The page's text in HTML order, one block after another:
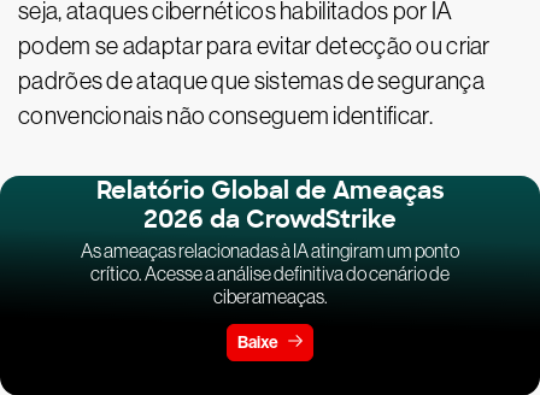
seja, ataques cibernéticos habilitados por IA
podem se adaptar para evitar detecção ou criar
padrões de ataque que sistemas de segurança
convencionais não conseguem identificar.
Relatório Global de Ameaças
2026 da CrowdStrike
As ameaças relacionadas à IA atingiram um ponto
crítico. Acesse a análise definitiva do cenário de
ciberameaças.
Baixe